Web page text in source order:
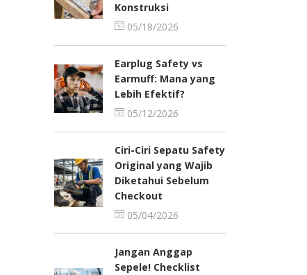
Konstruksi
05/18/2026
Earplug Safety vs
Earmuff: Mana yang
Lebih Efektif?
05/12/2026
Ciri-Ciri Sepatu Safety
Original yang Wajib
Diketahui Sebelum
Checkout
05/04/2026
Jangan Anggap
Sepele! Checklist